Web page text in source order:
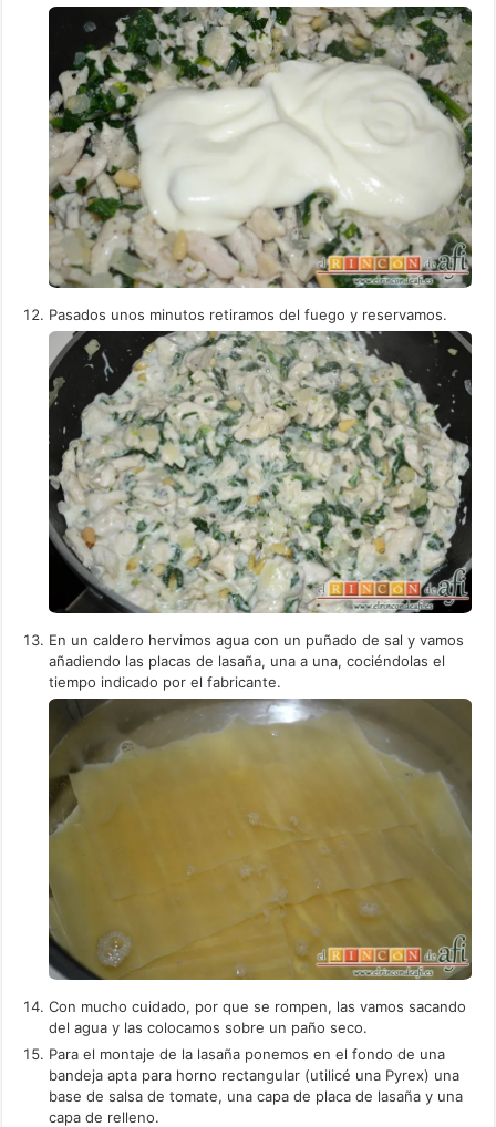
Pasados unos minutos retiramos del fuego y reservamos.
En un caldero hervimos agua con un puñado de sal y vamos
añadiendo las placas de lasaña, una a una, cociéndolas el
tiempo indicado por el fabricante.
Con mucho cuidado, por que se rompen, las vamos sacando
del agua y las colocamos sobre un paño seco.
Para el montaje de la lasaña ponemos en el fondo de una
bandeja apta para horno rectangular (utilicé una Pyrex) una
base de salsa de tomate, una capa de placa de lasaña y una
capa de relleno.